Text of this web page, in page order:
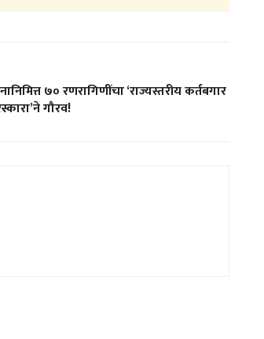
७० रणरागिणींचा ‘राज्यस्तरीय कर्तबगार
गौरव!